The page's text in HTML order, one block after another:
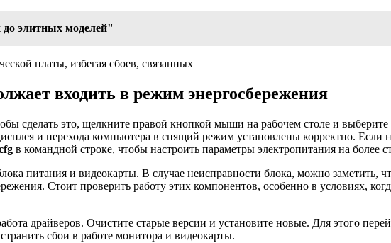
элитных моделей"
платы, избегая сбоев, связанных
входить в режим энергосбережения
сделать это, щелкните правой кнопкой мыши на рабочем столе и
и перехода компьютера в спящий режим установлены корректно.
в командной строке, чтобы настроить параметры электропитания на более
питания и видеокарты. В случае неисправности блока, можно заметить,
Стоит проверить работу этих компонентов, особенно в условиях,
драйверов. Очистите старые версии и установите новые. Для этого
сбои в работе монитора и видеокарты.